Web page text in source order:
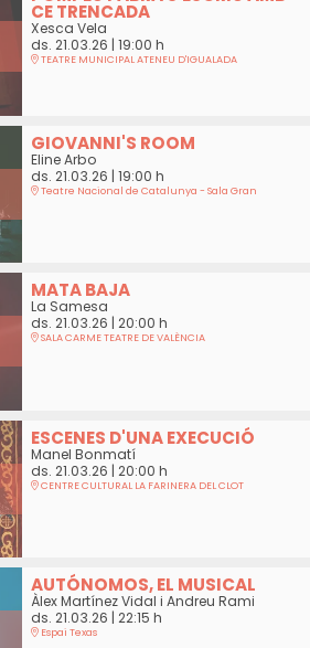
CE TRENCADA
Xesca Vela
ds. 21.03.26 | 19:00 h
TEATRE MUNICIPAL ATENEU D'IGUALADA
GIOVANNI'S ROOM
Eline Arbo
ds. 21.03.26 | 19:00 h
Teatre Nacional de Catalunya - Sala Gran
MATA BAJA
La Samesa
ds. 21.03.26 | 20:00 h
SALA CARME TEATRE DE VALÈNCIA
ESCENES D'UNA EXECUCIÓ
Manel Bonmatí
ds. 21.03.26 | 20:00 h
CENTRE CULTURAL LA FARINERA DEL CLOT
AUTÓNOMOS, EL MUSICAL
Àlex Martínez Vidal i Andreu Rami
ds. 21.03.26 | 22:15 h
Espai Texas